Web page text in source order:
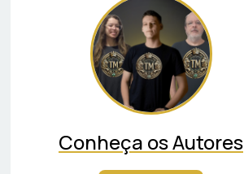
Conheça os Autores